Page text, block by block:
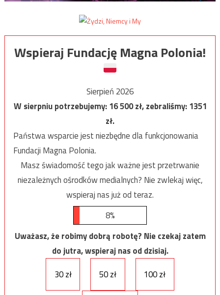
Wspieraj Fundację Magna Polonia!
Sierpień 2026
W sierpniu potrzebujemy:16 500zł, zebraliśmy:1351
zł.
Państwa wsparcie jest niezbędne dla funkcjonowania
Fundacji Magna Polonia.
Masz świadomość tego jak ważne jest przetrwanie
niezależnych ośrodków medialnych? Nie zwlekaj więc,
wspieraj nas już od teraz.
8%
Uważasz, że robimy dobrą robotę? Nie czekaj zatem
do jutra, wspieraj nas od dzisiaj.
30 zł
50 zł 100 zł